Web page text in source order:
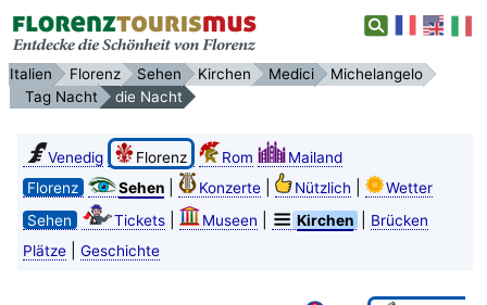
Italien Florenz Sehen Kirchen Medici
Michelangelo
Tag Nacht
die Nacht
Venedig Florenz Rom
Mailand
Florenz
Sehen| Konzerte| Nützlich
Wetter
Sehen
Tickets| Museen Kirchen
Brücken
Plätze| Geschichte